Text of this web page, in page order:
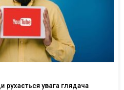
рухається увага глядача